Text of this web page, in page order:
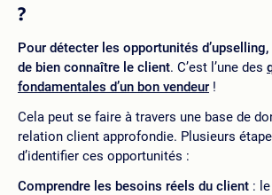
?
Pour détecter les opportunités
de bien connaître le client. C’est l’une des
fondamentales d’un bon vendeur !
Cela peut se faire à travers une base de
relation client approfondie. Plusieurs
d’identifier ces opportunités :
Comprendre les besoins réels du client :